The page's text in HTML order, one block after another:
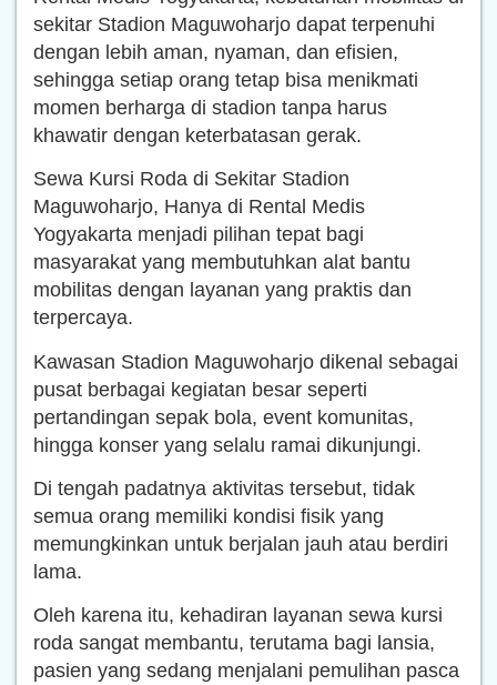
sekitar Stadion Maguwoharjo dapat terpenuhi
dengan lebih aman, nyaman, dan efisien,
sehingga setiap orang tetap bisa menikmati
momen berharga di stadion tanpa harus
khawatir dengan keterbatasan gerak.
Sewa Kursi Roda di Sekitar Stadion
Maguwoharjo, Hanya di Rental Medis
Yogyakarta menjadi pilihan tepat bagi
masyarakat yang membutuhkan alat bantu
mobilitas dengan layanan yang praktis dan
terpercaya.
Kawasan Stadion Maguwoharjo dikenal sebagai
pusat berbagai kegiatan besar seperti
pertandingan sepak bola, event komunitas,
hingga konser yang selalu ramai dikunjungi.
Di tengah padatnya aktivitas tersebut, tidak
semua orang memiliki kondisi fisik yang
memungkinkan untuk berjalan jauh atau berdiri
lama.
Oleh karena itu, kehadiran layanan sewa kursi
roda sangat membantu, terutama bagi lansia,
pasien yang sedang menjalani pemulihan pasca